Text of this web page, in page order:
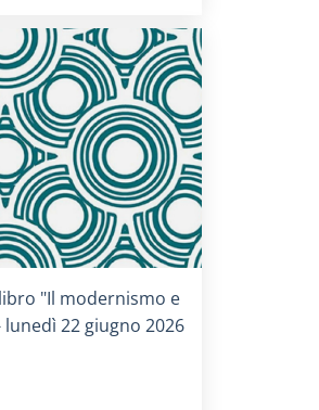
"Il modernismo e
lunedì 22 giugno 2026